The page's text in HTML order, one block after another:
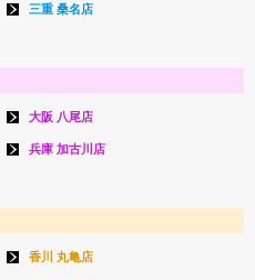
三重 桑名店
大阪 八尾店
兵庫 加古川店
香川 丸亀店